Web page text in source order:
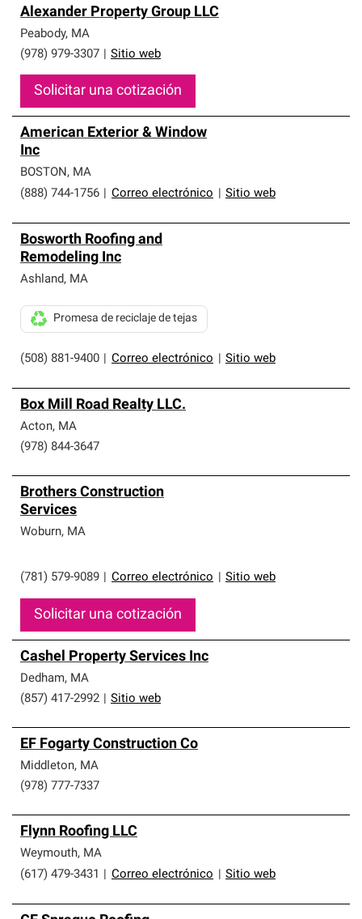
Alexander Property Group LLC
Peabody, MA
(978) 979-3307
Sitio web
Solicitar una cotización
American Exterior & Window
Inc
BOSTON, MA
(888) 744-1756
Correo electrónico Sitio web
Bosworth Roofing and
Remodeling Inc
Ashland, MA
(508) 881-9400 Correo electrónico Sitio web
Promesa de reciclaje de tejas
Box Mill Road Realty LLC.
Acton, MA
(978) 844-3647
Brothers Construction
Services
Woburn, MA
(781) 579-9089 Correo electrónico Sitio web
Solicitar una cotización
Cashel Property Services Inc
Dedham, MA
(857) 417-2992
Sitio web
EF Fogarty Construction Co
Middleton, MA
(978) 777-7337
Flynn Roofing LLC
Weymouth, MA
(617) 479-3431
Correo electrónico Sitio web